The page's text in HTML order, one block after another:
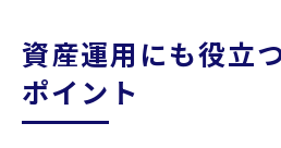
資産運用にも役立
ポイント